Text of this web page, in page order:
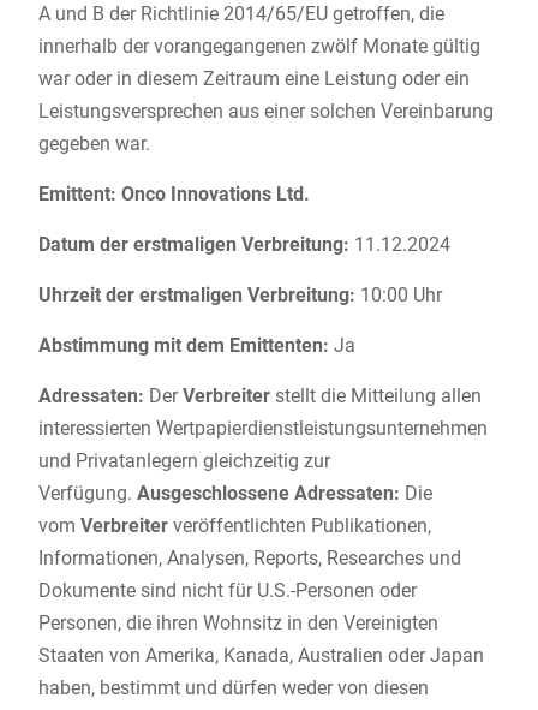
A und B der Richtlinie 2014/65/EU getroffen, die
innerhalb der vorangegangenen zwölf Monate gültig
war oder in diesem Zeitraum eine Leistung oder ein
Leistungsversprechen aus einer solchen Vereinbarung
gegeben war.
Emittent: Onco Innovations Ltd.
Datum der erstmaligen Verbreitung: 11.12.2024
Uhrzeit der erstmaligen Verbreitung: 10:00 Uhr
Abstimmung mit dem Emittenten: Ja
Adressaten: DerVerbreiterstellt die Mitteilung allen
interessierten Wertpapierdienstleistungsunternehmen
und Privatanlegern gleichzeitig zur
Verfügung. Ausgeschlossene Adressaten: Die
vom Verbreiterveröffentlichten Publikationen,
Informationen, Analysen, Reports, Researches und
Dokumente sind nicht für U.S.-Personen oder
Personen, die ihren Wohnsitz in den Vereinigten
Staaten von Amerika, Kanada, Australien oder Japan
haben, bestimmt und dürfen weder von diesen